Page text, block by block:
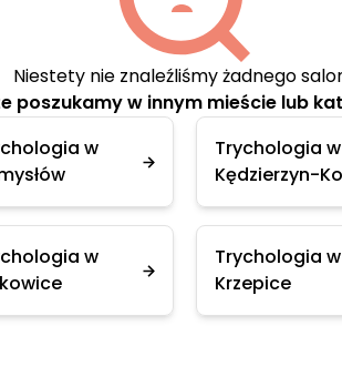
Niestety nie znaleźliśmy żadnego
poszukamy w innym mieście lub
w
Trychologia w
Kędzierzyn-
w
Trychologia w
Krzepice